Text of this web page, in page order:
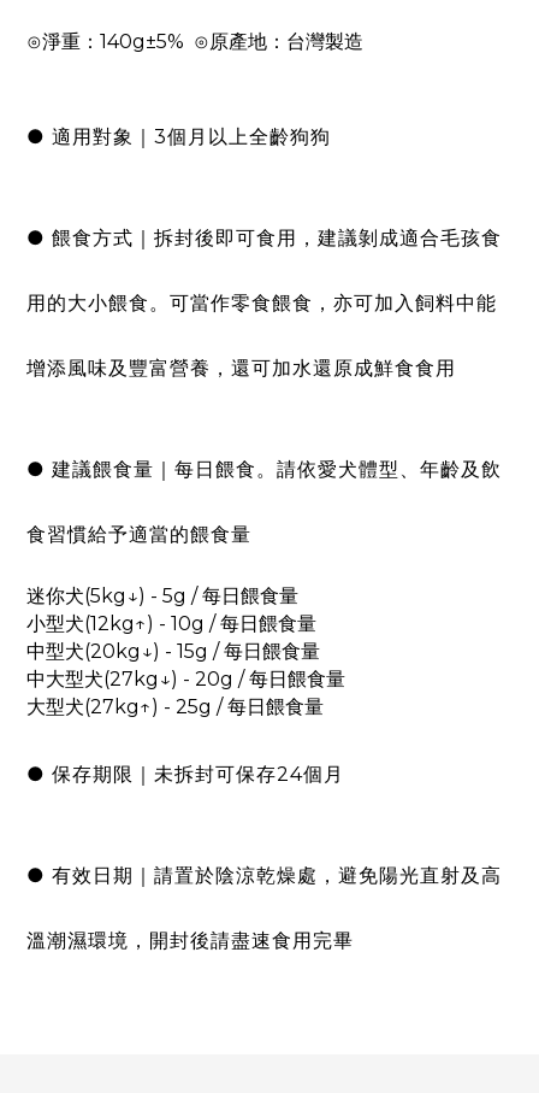
⊙淨重：140g±5% ⊙原產地：台灣製造
● 適用對象｜3個月以上全齡狗狗
● 餵食方式｜拆封後即可食用，建議剝成適合毛孩食
用的大小餵食。可當作零食餵食，亦可加入飼料中能
增添風味及豐富營養，還可加水還原成鮮食食用
● 建議餵食量｜每日餵食。請依愛犬體型、年齡及飲
食習慣給予適當的餵食量
迷你犬(5kg↓) - 5g / 每日餵食量
小型犬(12kg↑) - 10g / 每日餵食量
中型犬(20kg↓) - 15g / 每日餵食量
中大型犬(27kg↓) - 20g / 每日餵食量
大型犬(27kg↑) - 25g / 每日餵食量
● 保存期限｜未拆封可保存24個月
● 有效日期｜請置於陰涼乾燥處，避免陽光直射及高
溫潮濕環境，開封後請盡速食用完畢